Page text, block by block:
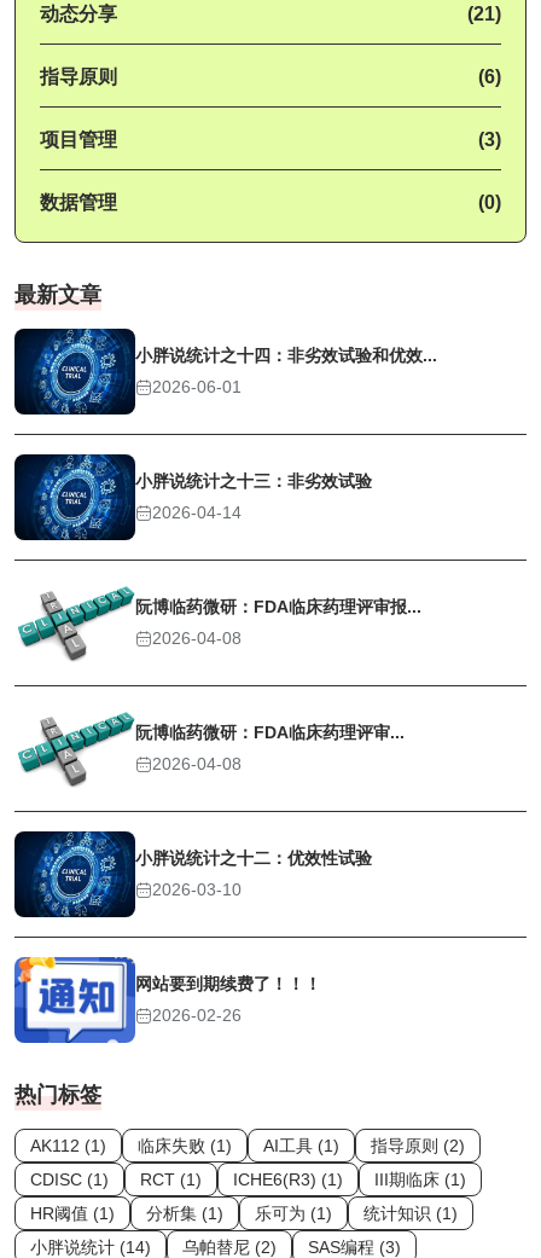
动态分享 (21)
指导原则 (6)
项目管理 (3)
数据管理 (0)
最新文章
小胖说统计之十四：非劣效试验和优效...
2026-06-01
小胖说统计之十三：非劣效试验
2026-04-14
阮博临药微研：FDA临床药理评审报...
2026-04-08
阮博临药微研：FDA临床药理评审...
2026-04-08
小胖说统计之十二：优效性试验
2026-03-10
网站要到期续费了！！！
2026-02-26
热门标签
AK112 (1) 临床失败 (1) AI工具 (1)
指导原则 (2)
CDISC (1)
RCT (1) ICHE6(R3) (1)
III期临床 (1)
HR阈值 (1)
分析集 (1) 乐可为 (1)
统计知识 (1)
小胖说统计 (14)
乌帕替尼 (2) SAS编程 (3)